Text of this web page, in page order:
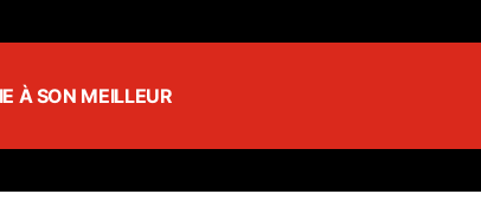
À SON MEILLEUR